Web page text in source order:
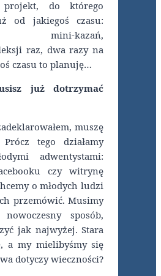
do którego
od jakiegoś czasu:
mini-kazań,
raz, dwa razy na
czasu to planuję…
już dotrzymać
muszę
tego działamy
adwentystami:
czy witrynę
o młodych ludzi
przemówić. Musimy
sposób,
jak najwyżej. Stara
a my mielibyśmy się
dotyczy wieczności?